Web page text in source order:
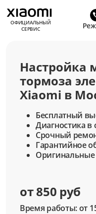
ОФИЦИАЛЬНЫЙ
СЕРВИС
Настройка
тормоза
Xiaomi в
Бесплатный
Диагностика в
Срочный
Гарантийное
от 850 руб
Время работы: от